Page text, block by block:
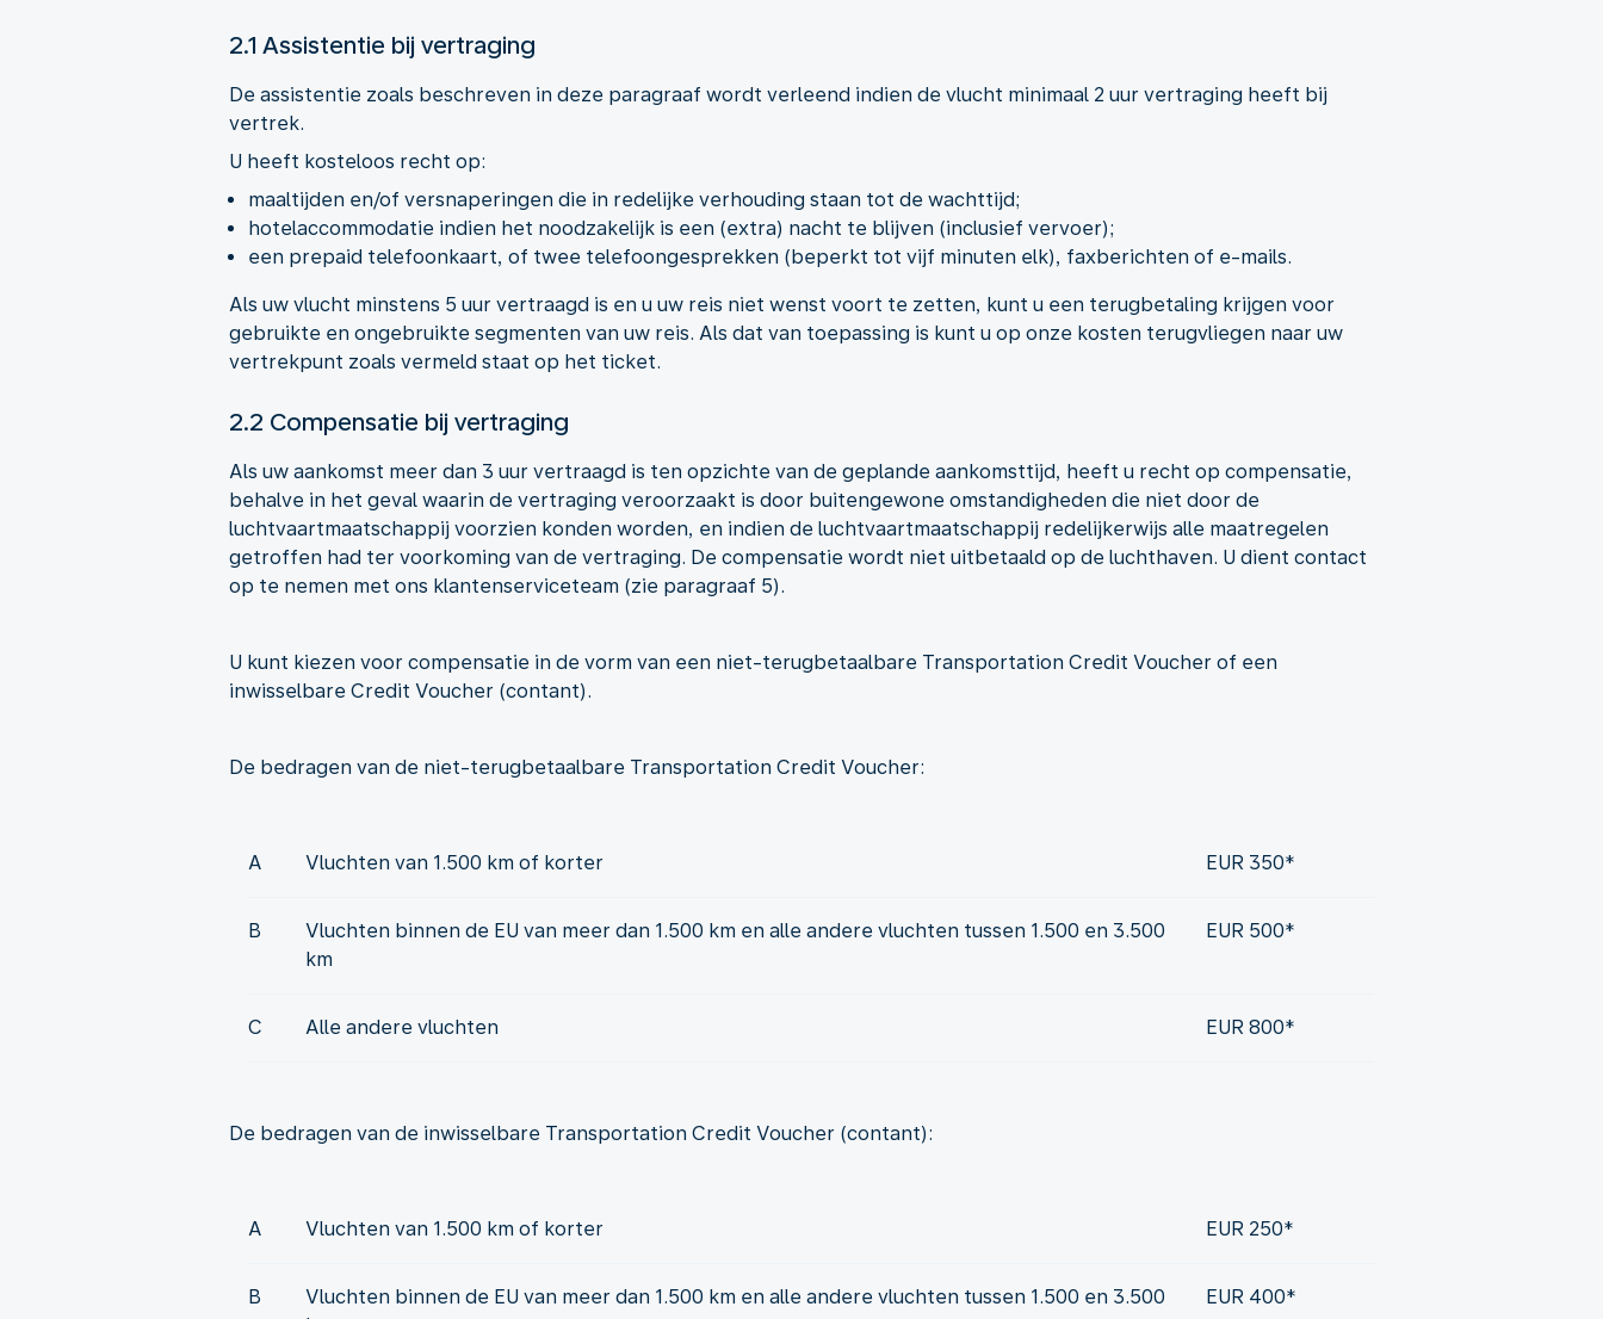
2.1 Assistentie bij vertraging
De assistentie zoals beschreven in deze paragraaf wordt verleend indien de vlucht minimaal 2 uur vertraging heeft bij
vertrek.
U heeft kosteloos recht op:
maaltijden en/of versnaperingen die in redelijke verhouding staan tot de wachttijd;
hotelaccommodatie indien het noodzakelijk is een (extra) nacht te blijven (inclusief vervoer);
een prepaid telefoonkaart, of twee telefoongesprekken (beperkt tot vijf minuten elk), faxberichten of e-mails.
Als uw vlucht minstens 5 uur vertraagd is en u uw reis niet wenst voort te zetten, kunt u een terugbetaling krijgen voor
gebruikte en ongebruikte segmenten van uw reis. Als dat van toepassing is kunt u op onze kosten terugvliegen naar uw
vertrekpunt zoals vermeld staat op het ticket.
2.2 Compensatie bij vertraging
Als uw aankomst meer dan 3 uur vertraagd is ten opzichte van de geplande aankomsttijd, heeft u recht op compensatie,
behalve in het geval waarin de vertraging veroorzaakt is door buitengewone omstandigheden die niet door de
luchtvaartmaatschappij voorzien konden worden, en indien de luchtvaartmaatschappij redelijkerwijs alle maatregelen
getroffen had ter voorkoming van de vertraging. De compensatie wordt niet uitbetaald op de luchthaven. U dient contact
op te nemen met ons klantenserviceteam (zie paragraaf 5).
U kunt kiezen voor compensatie in de vorm van een niet-terugbetaalbare Transportation Credit Voucher of een
inwisselbare Credit Voucher (contant).
De bedragen van de niet-terugbetaalbare Transportation Credit Voucher:
A Vluchten van 1.500 km of korter EUR 350*
B
Vluchten binnen de EU van meer dan 1.500 km en alle andere vluchten tussen 1.500 en 3.500
km
EUR 500*
C Alle andere vluchten EUR 800*
De bedragen van de inwisselbare Transportation Credit Voucher (contant):
A Vluchten van 1.500 km of korter EUR 250*
B
Vluchten binnen de EU van meer dan 1.500 km en alle andere vluchten tussen 1.500 en 3.500
EUR 400*